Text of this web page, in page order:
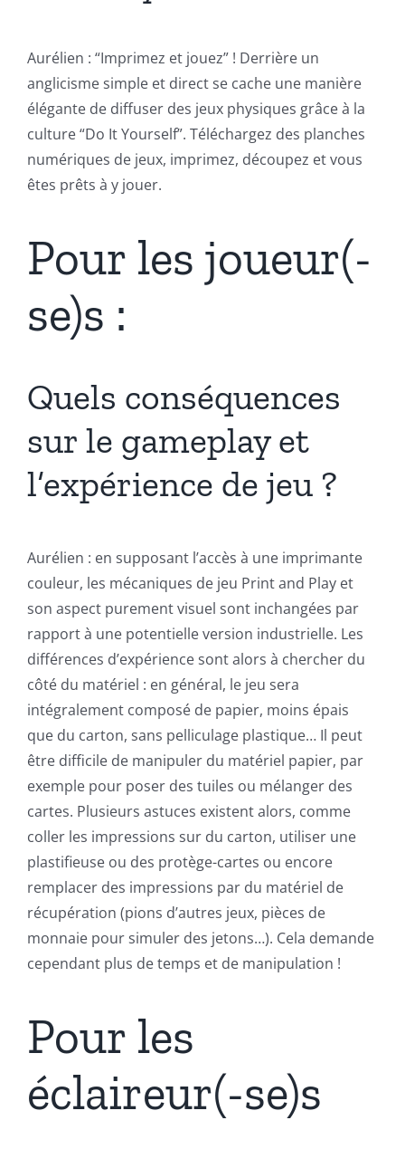
Aurélien : “Imprimez et jouez” ! Derrière un
anglicisme simple et direct se cache une manière
élégante de diffuser des jeux physiques grâce à la
culture “Do It Yourself”. Téléchargez des planches
numériques de jeux, imprimez, découpez et vous
êtes prêts à y jouer.
Pour les joueur(-
se)s :
Quels conséquences
sur le gameplay et
l’expérience de jeu ?
Aurélien : en supposant l’accès à une imprimante
couleur, les mécaniques de jeu Print and Play et
son aspect purement visuel sont inchangées par
rapport à une potentielle version industrielle. Les
différences d’expérience sont alors à chercher du
côté du matériel : en général, le jeu sera
intégralement composé de papier, moins épais
que du carton, sans pelliculage plastique… Il peut
être difficile de manipuler du matériel papier, par
exemple pour poser des tuiles ou mélanger des
cartes. Plusieurs astuces existent alors, comme
coller les impressions sur du carton, utiliser une
plastifieuse ou des protège-cartes ou encore
remplacer des impressions par du matériel de
récupération (pions d’autres jeux, pièces de
monnaie pour simuler des jetons…). Cela demande
cependant plus de temps et de manipulation !
Pour les
éclaireur(-se)s